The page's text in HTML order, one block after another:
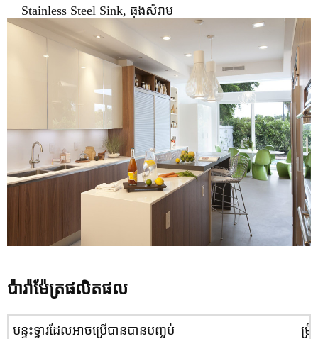
Stainless Steel Sink, ធុងសំរាម
ប៉ារ៉ាម៉ែត្រផលិតផល
បន្ទះទ្វារដែលអាចប្រើបានបានបញ្ចប់ ម្រ័